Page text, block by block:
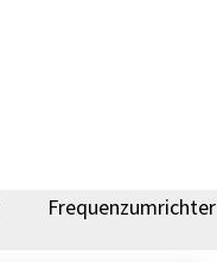
Frequenzumrichter